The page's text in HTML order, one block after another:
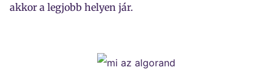
akkor a legjobb helyen jár.